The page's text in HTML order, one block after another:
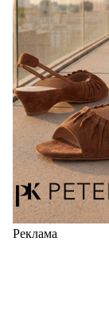
Анджельским
Tokyo Table
гиганта к
возник не на
05.08.2026 1174
Реклама